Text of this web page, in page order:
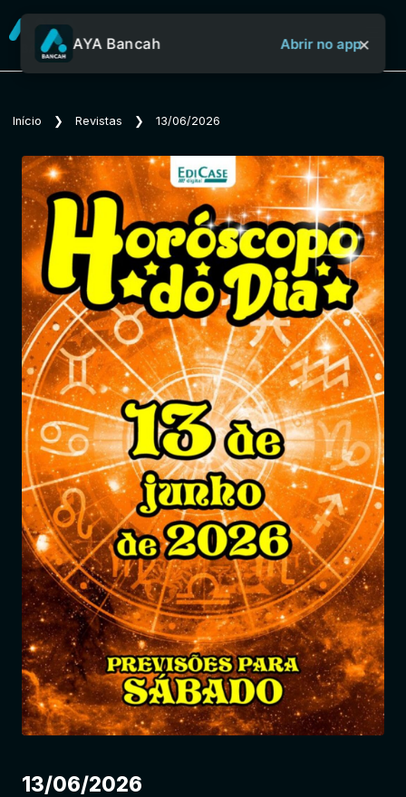
Sobre o Aya Bancah
Início
Revistas
Jornais
Notícias
Entrar
AYA Bancah Abrir no app×
Início ❯ Revistas ❯ 13/06/2026
13/06/2026